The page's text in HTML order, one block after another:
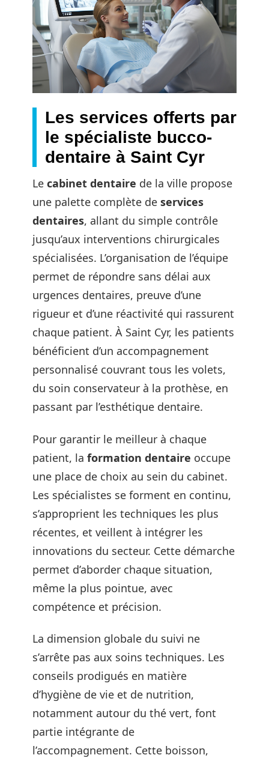
Les services offerts par
le spécialiste bucco-
dentaire à Saint Cyr
Le cabinet dentaire de la ville propose
une palette complète de services
dentaires, allant du simple contrôle
jusqu’aux interventions chirurgicales
spécialisées. L’organisation de l’équipe
permet de répondre sans délai aux
urgences dentaires, preuve d’une
rigueur et d’une réactivité qui rassurent
chaque patient. À Saint Cyr, les patients
bénéficient d’un accompagnement
personnalisé couvrant tous les volets,
du soin conservateur à la prothèse, en
passant par l’esthétique dentaire.
Pour garantir le meilleur à chaque
patient, la formation dentaire occupe
une place de choix au sein du cabinet.
Les spécialistes se forment en continu,
s’approprient les techniques les plus
récentes, et veillent à intégrer les
innovations du secteur. Cette démarche
permet d’aborder chaque situation,
même la plus pointue, avec
compétence et précision.
La dimension globale du suivi ne
s’arrête pas aux soins techniques. Les
conseils prodigués en matière
d’hygiène de vie et de nutrition,
notamment autour du thé vert, font
partie intégrante de
l’accompagnement. Cette boisson,